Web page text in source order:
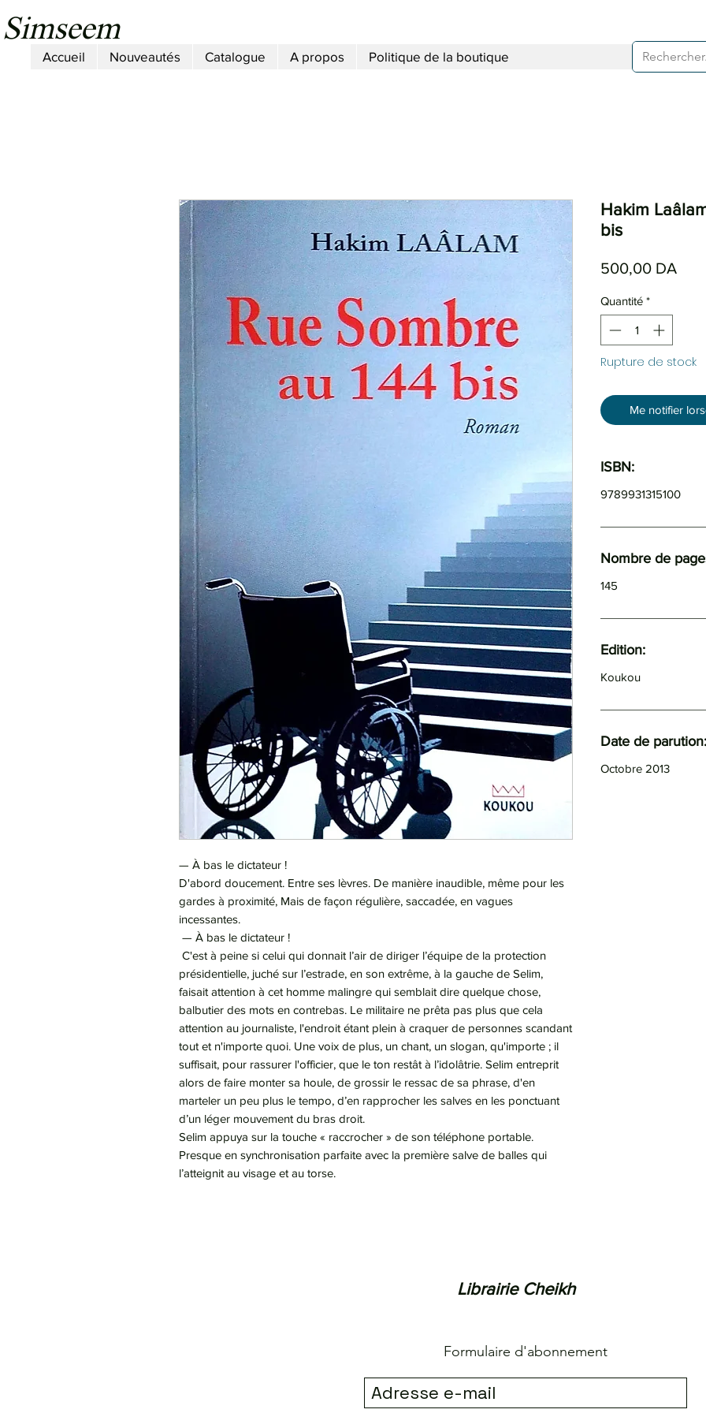
Simseem
Accueil Nouveautés Catalogue A propos Politique de la boutique
— À bas le dictateur !
D'abord doucement. Entre ses lèvres. De manière inaudible, même pour les
gardes à proximité, Mais de façon régulière, saccadée, en vagues
incessantes.
— À bas le dictateur !
C'est à peine si celui qui donnait l’air de diriger l’équipe de la protection
présidentielle, juché sur l’estrade, en son extrême, à la gauche de Selim,
faisait attention à cet homme malingre qui semblait dire quelque chose,
balbutier des mots en contrebas. Le militaire ne prêta pas plus que cela
attention au journaliste, l'endroit étant plein à craquer de personnes scandant
tout et n'importe quoi. Une voix de plus, un chant, un slogan, qu'importe ; il
suffisait, pour rassurer l'officier, que le ton restât à l’idolâtrie. Selim entreprit
alors de faire monter sa houle, de grossir le ressac de sa phrase, d'en
marteler un peu plus le tempo, d’en rapprocher les salves en les ponctuant
d’un léger mouvement du bras droit.
Selim appuya sur la touche « raccrocher » de son téléphone portable.
Presque en synchronisation parfaite avec la première salve de balles qui
l’atteignit au visage et au torse.
Hakim
bis
500,00 DA
Quantité *
Rupture de stock
Me notifier
ISBN:
9789931315100
Nombre de
145
Edition:
Koukou
Date de parution:
Octobre 2013
Librairie Cheikh
Formulaire d'abonnement